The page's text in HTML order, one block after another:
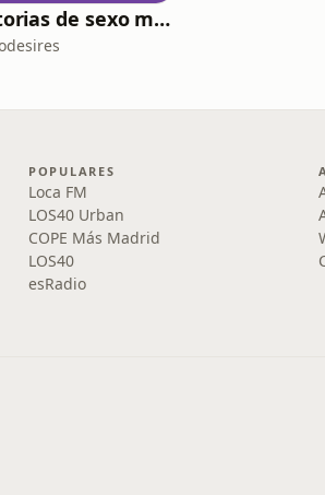
Historias de sexo muy intensas y calientes
POPULARES
Loca FM
LOS40 Urban
COPE Más Madrid
LOS40
esRadio